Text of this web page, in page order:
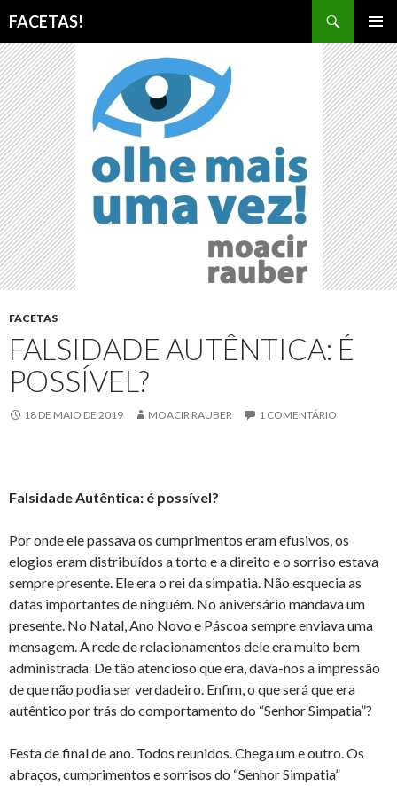
FACETAS!
MENU
PARA
O
CONTEÚDO
FACETAS
FALSIDADE AUTÊNTICA: É
POSSÍVEL?
18 DE MAIO DE 2019 MOACIR RAUBER 1 COMENTÁRIO
Falsidade Autêntica: é possível?
Por onde ele passava os cumprimentos eram efusivos, os
elogios eram distribuídos a torto e a direito e o sorriso estava
sempre presente. Ele era o rei da simpatia. Não esquecia as
datas importantes de ninguém. No aniversário mandava um
presente. No Natal, Ano Novo e Páscoa sempre enviava uma
mensagem. A rede de relacionamentos dele era muito bem
administrada. De tão atencioso que era, dava-nos a impressão
de que não podia ser verdadeiro. Enfim, o que será que era
autêntico por trás do comportamento do “Senhor Simpatia”?
Festa de final de ano. Todos reunidos. Chega um e outro. Os
abraços, cumprimentos e sorrisos do “Senhor Simpatia”